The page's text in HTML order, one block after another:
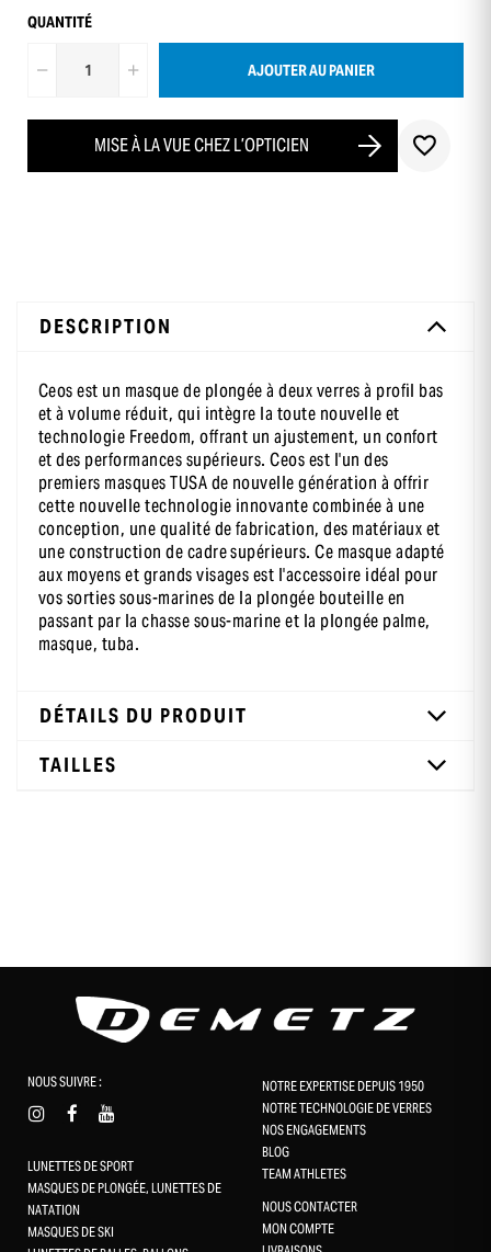
QUANTITÉ
AJOUTER AU PANIER
MISE À LA VUE CHEZ L’OPTICIEN
DESCRIPTION
Ceos est un masque de plongée à deux verres à profil bas
et à volume réduit, qui intègre la toute nouvelle et
technologie Freedom, offrant un ajustement, un confort
et des performances supérieurs. Ceos est l'un des
premiers masques TUSA de nouvelle génération à offrir
cette nouvelle technologie innovante combinée à une
conception, une qualité de fabrication, des matériaux et
une construction de cadre supérieurs. Ce masque adapté
aux moyens et grands visages est l'accessoire idéal pour
vos sorties sous-marines de la plongée bouteille en
passant par la chasse sous-marine et la plongée palme,
masque, tuba.
DÉTAILS DU PRODUIT
TAILLES
NOUS SUIVRE :
LUNETTES DE SPORT
MASQUES DE PLONGÉE, LUNETTES DE
NATATION
MASQUES DE SKI
NOTRE EXPERTISE DEPUIS 1950
NOTRE TECHNOLOGIE DE VERRES
NOS ENGAGEMENTS
BLOG
TEAM ATHLETES
NOUS CONTACTER
MON COMPTE
-10 % sur ta première commande
en t’inscrivant à notre newsletter